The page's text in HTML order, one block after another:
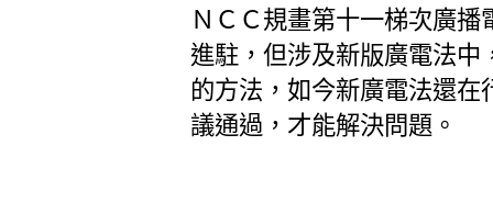
ＮＣＣ規畫第十一梯次廣
進駐，但涉及新版廣電法
的方法，如今新廣電法還
議通過，才能解決問題。